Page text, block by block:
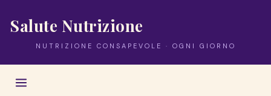
Salute Nutrizione
NUTRIZIONE CONSAPEVOLE · OGNI GIORNO